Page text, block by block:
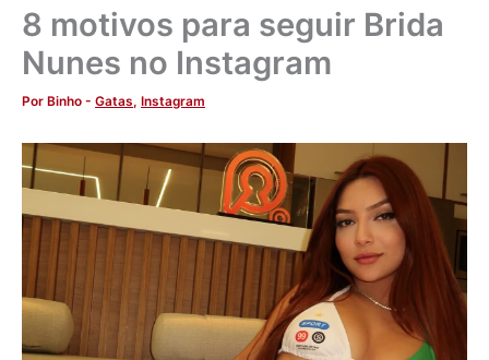
8 motivos para seguir Brida
Nunes no Instagram
Por Binho - Gatas, Instagram